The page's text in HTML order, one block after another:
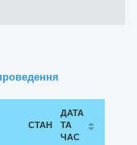
СТАН
ДАТА
ТА
ЧАС